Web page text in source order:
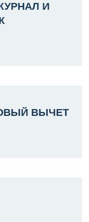
И
ВЫЧЕТ